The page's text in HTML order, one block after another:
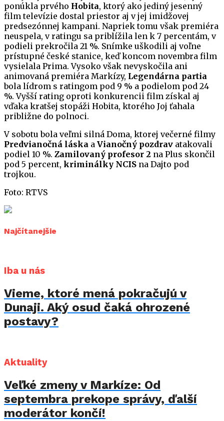
ponúkla prvého Hobita, ktorý ako jediný jesenný
film televízie dostal priestor aj v jej imidžovej
predsezónnej kampani. Napriek tomu však premiéra
neuspela, v ratingu sa priblížila len k 7 percentám, v
podieli prekročila 21 %. Snímke uškodili aj voľne
prístupné české stanice, keď koncom novembra film
vysielala Prima. Vysoko však nevyskočila ani
animovaná premiéra Markízy, Legendárna partia
bola lídrom s ratingom pod 9 % a podielom pod 24
%. Vyšší rating oproti konkurencii film získal aj
vďaka kratšej stopáži Hobita, ktorého Joj ťahala
približne do polnoci.
V sobotu bola veľmi silná Doma, ktorej večerné filmy
Predvianočná láska a Vianočný pozdrav atakovali
podiel 10 %. Zamilovaný profesor 2 na Plus skončil
pod 5 percent, kriminálky NCIS na Dajto pod
trojkou.
Foto: RTVS
Najčítanejšie
Iba u nás
Vieme, ktoré mená pokračujú v
Dunaji. Aký osud čaká ohrozené
postavy?
Aktuality
Veľké zmeny v Markíze: Od
septembra prekope správy, ďalší
moderátor končí!